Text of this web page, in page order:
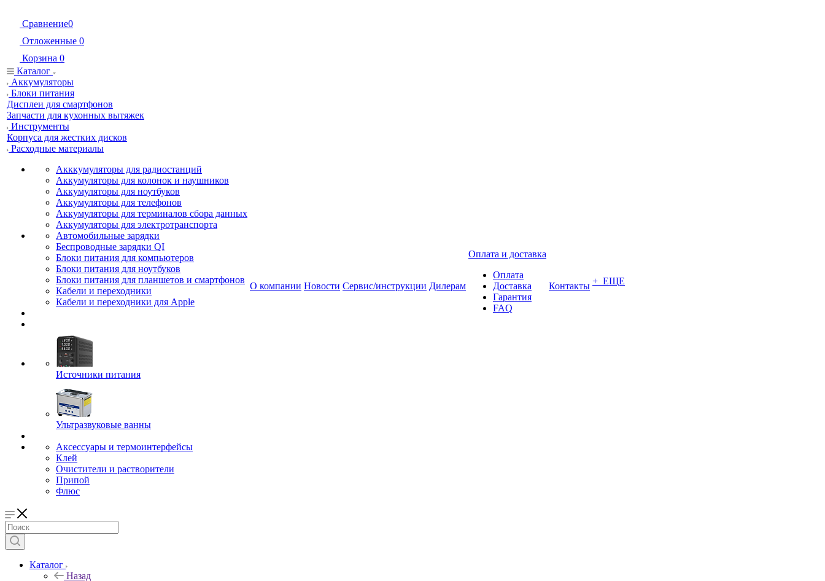
Сравнение0
Отложенные 0
Корзина 0
Каталог
Аккумуляторы
Блоки питания
Дисплеи для смартфонов
Запчасти для кухонных вытяжек
Инструменты
Корпуса для жестких дисков
Расходные материалы
Акккумуляторы для радиостанций
Аккумуляторы для колонок и наушников
Аккумуляторы для ноутбуков
Аккумуляторы для телефонов
Аккумуляторы для терминалов сбора данных
Аккумуляторы для электротранспорта
Автомобильные зарядки
Беспроводные зарядки QI
Блоки питания для компьютеров
Блоки питания для ноутбуков
Блоки питания для планшетов и смартфонов
Кабели и переходники
Кабели и переходники для Apple
Источники питания
Ультразвуковые ванны
Аксессуары и термоинтерфейсы
Клей
Очистители и растворители
Припой
Флюс
О компании Новости Сервис/инструкции Дилерам
Оплата и доставка
Оплата
Доставка
Гарантия
FAQ
Контакты + ЕЩЕ
Каталог
Назад